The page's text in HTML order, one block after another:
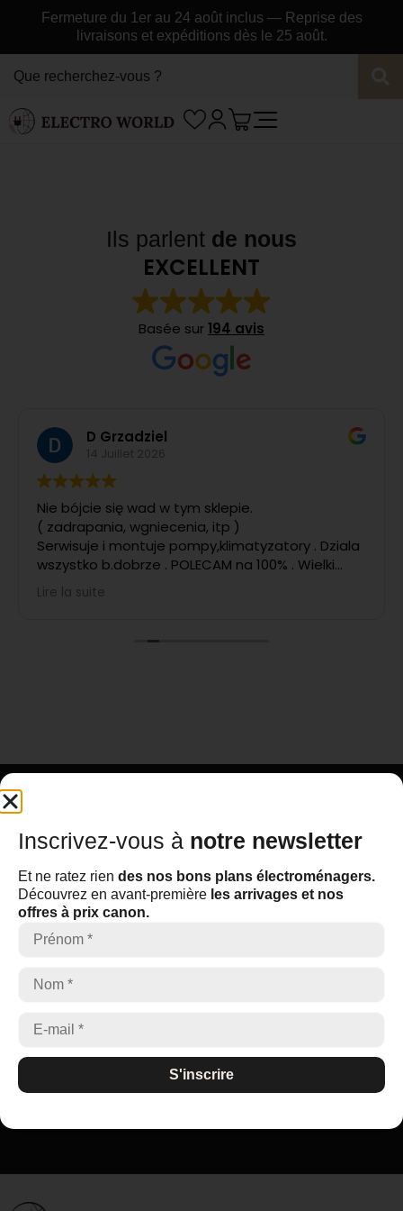
Fermeture du 1er au 24 août inclus — Reprise des
livraisons et expéditions dès le 25 août.
Ils parlent de nous
EXCELLENT
Basée sur194 avis
D Grzadziel
Nie bójcie się wad w tym sklepie.
( zadrapania, wgniecenia, itp )
Serwisuje i montuje pompy,klimatyzatory . Dziala
wszystko b.dobrze . POLECAM na 100% . Wielki
POZYTYW
Lire la suite
Inscrivez-vous ànotre newsletter
Et ne ratez rien des nos bons plans électroménagers.
Découvrez en avant-premièreles arrivages et nos offres à
prix canon.
S'inscrire
Inscrivez-vous à notre newsletter
Et ne ratez rien des nos bons plans électroménagers.
Découvrez en avant-première les arrivages et nos
offres à prix canon.
S'inscrire